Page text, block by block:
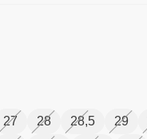
27 28 28,5 29